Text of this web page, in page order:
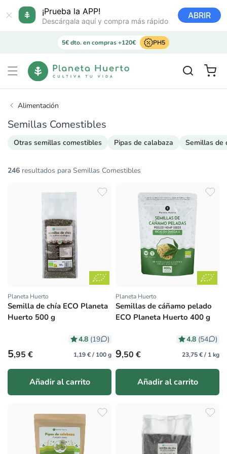
¡Prueba la APP!
Descárgala aquí y compra más rápido
ABRIR
directamente
al contenido
5€ dto. en compras +120€ PH5
Carrito
Alimentación
Semillas Comestibles
Otras semillas comestibles Pipas de calabaza Semillas de
246 resultados para Semillas Comestibles
Proveedor:
Planeta Huerto
Semilla de chía ECO Planeta
Huerto 500 g
4.8 (19 )
Precio habitual
5,95 € 1,19 € / 100 g
Añadir al carrito
Proveedor:
Planeta Huerto
Semillas de cáñamo pelado
ECO Planeta Huerto 400 g
4.8 (54 )
Precio habitual
9,50 € 23,75 € / 1 kg
Añadir al carrito